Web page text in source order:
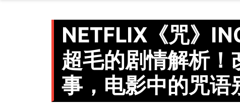
NETFLIX《咒》
超毛的剧情解析！
事，电影中的咒语